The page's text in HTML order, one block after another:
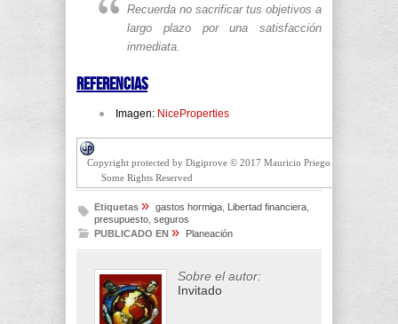
Recuerda no sacrificar tus objetivos a
largo plazo por una satisfacción
inmediata.
Referencias
Imagen: NiceProperties
Copyright protected by Digiprove © 2017 Mauricio Priego
Some Rights Reserved
Etiquetas » gastos hormiga Libertad financiera
presupuesto seguros
PUBLICADO EN » Planeación
Sobre el autor:
Invitado